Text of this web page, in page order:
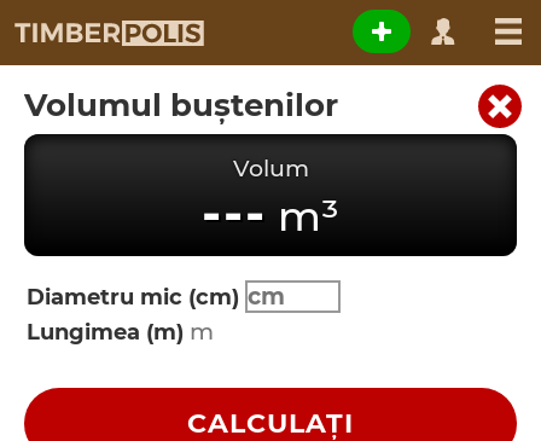
Volumul buștenilor
Volum
--- m³
Diametru mic (cm)
Lungimea (m)
CALCULAȚI